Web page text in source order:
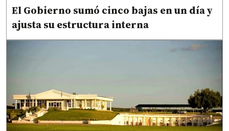
El Gobierno sumó cinco bajas en un día y
ajusta su estructura interna